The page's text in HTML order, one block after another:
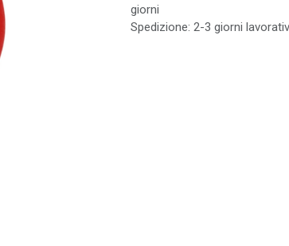
giorni
Spedizione: 2-3 giorni